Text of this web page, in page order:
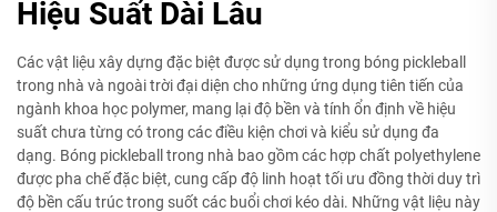
Hiệu Suất Dài Lâu
Các vật liệu xây dựng đặc biệt được sử dụng trong bóng pickleball
trong nhà và ngoài trời đại diện cho những ứng dụng tiên tiến của
ngành khoa học polymer, mang lại độ bền và tính ổn định về hiệu
suất chưa từng có trong các điều kiện chơi và kiểu sử dụng đa
dạng. Bóng pickleball trong nhà bao gồm các hợp chất polyethylene
được pha chế đặc biệt, cung cấp độ linh hoạt tối ưu đồng thời duy trì
độ bền cấu trúc trong suốt các buổi chơi kéo dài. Những vật liệu này